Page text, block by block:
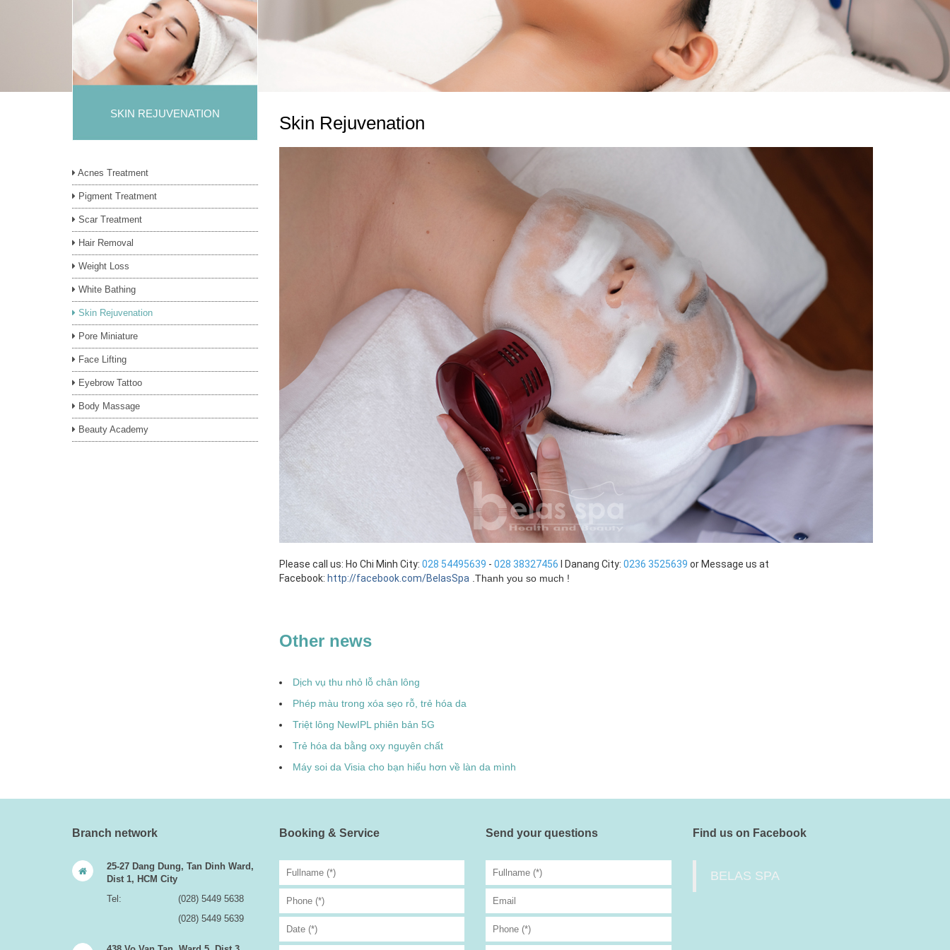
SKIN REJUVENATION
Acnes Treatment
Pigment Treatment
Scar Treatment
Hair Removal
Weight Loss
White Bathing
Skin Rejuvenation
Pore Miniature
Face Lifting
Eyebrow Tattoo
Body Massage
Beauty Academy
Skin Rejuvenation
Please call us: Ho Chi Minh City: 028 54495639 - 028 38327456 I Danang City: 0236 3525639 or Message us at
Facebook: http://facebook.com/BelasSpa Thanh you so much !
Other news
Dịch vụ thu nhỏ lỗ chân lông
Phép màu trong xóa sẹo rỗ, trẻ hóa da
Triệt lông NewIPL phiên bản 5G
Trẻ hóa da bằng oxy nguyên chất
Máy soi da Visia cho bạn hiểu hơn về làn da mình
Branch network
25-27 Dang Dung, Tan Dinh Ward,
Dist 1, HCM City
Tel:
(028) 5449 5638
(028) 5449 5639
Booking & Service Send your questions Find us on Facebook
BELAS SPA